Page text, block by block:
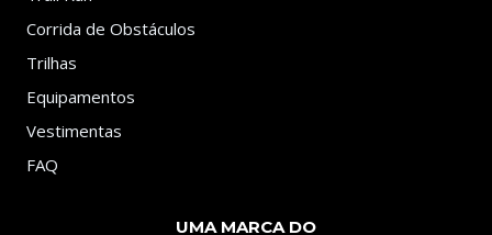
Corrida de Obstáculos
Trilhas
Equipamentos
Vestimentas
FAQ
UMA MARCA DO